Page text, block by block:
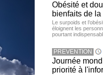
Obésité et
bienfaits de
Le surpoids et
éloignent les
pourtant
PREVENTION
Journée
priorité à